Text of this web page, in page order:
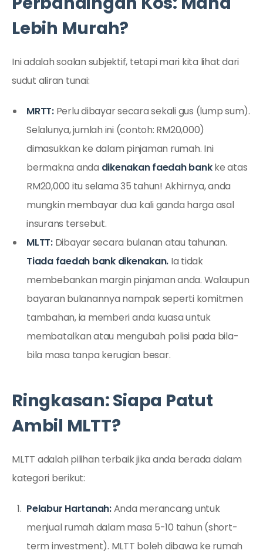
Lebih Murah?
Ini adalah soalan subjektif, tetapi mari kita lihat dari
sudut aliran tunai:
MRTT:Perlu dibayar secara sekali gus (lump sum).
Selalunya, jumlah ini (contoh: RM20,000)
dimasukkan ke dalam pinjaman rumah. Ini
bermakna anda dikenakan faedah bankke atas
RM20,000 itu selama 35 tahun! Akhirnya, anda
mungkin membayar dua kali ganda harga asal
insurans tersebut.
MLTT:Dibayar secara bulanan atau tahunan.
Tiada faedah bank dikenakan. Ia tidak
membebankan margin pinjaman anda. Walaupun
bayaran bulanannya nampak seperti komitmen
tambahan, ia memberi anda kuasa untuk
membatalkan atau mengubah polisi pada bila-
bila masa tanpa kerugian besar.
Ringkasan: Siapa Patut
Ambil MLTT?
MLTT adalah pilihan terbaik jika anda berada dalam
kategori berikut:
Pelabur Hartanah:Anda merancang untuk
menjual rumah dalam masa 5-10 tahun (short-
term investment). MLTT boleh dibawa ke rumah